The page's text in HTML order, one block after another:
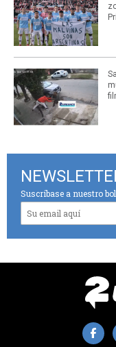
Suscríbase a nuestro